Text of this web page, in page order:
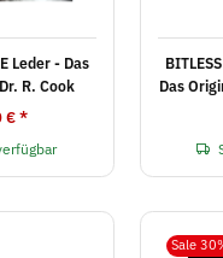
Leder - Das
R. Cook
€*
Das
Sale